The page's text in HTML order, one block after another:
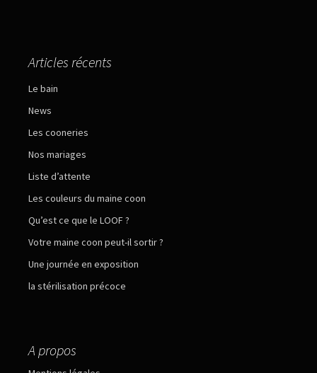
Articles récents
Le bain
News
Les cooneries
Nos mariages
Liste d’attente
Les couleurs du maine coon
Qu’est ce que le LOOF ?
Votre maine coon peut-il sortir ?
Une journée en exposition
la stérilisation précoce
A propos